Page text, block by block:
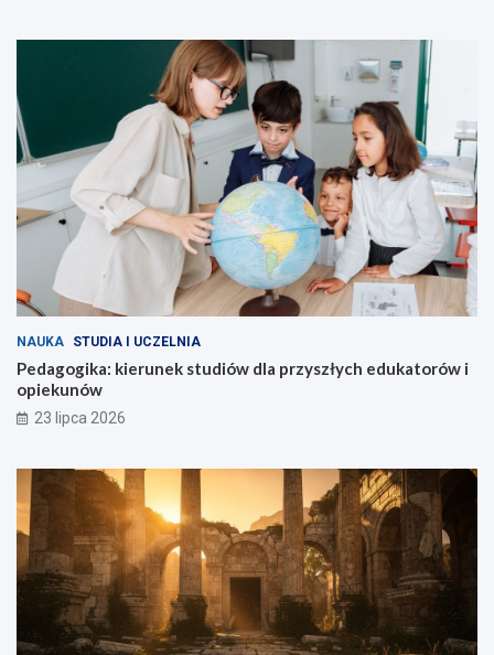
NAUKA STUDIA I UCZELNIA
Pedagogika: kierunek studiów dla przyszłych edukatorów i
opiekunów
23 lipca 2026